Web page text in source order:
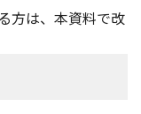
方は、本資料で改